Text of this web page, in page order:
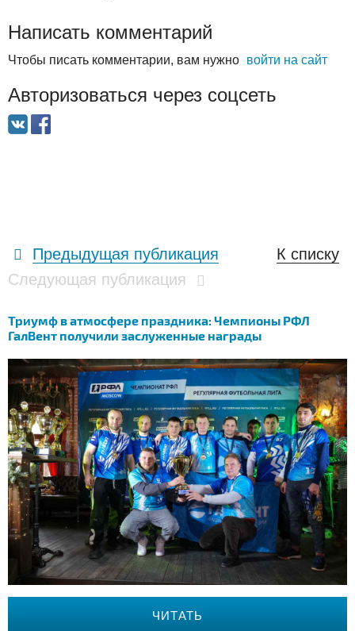
Написать комментарий
Чтобы писать комментарии, вам нужно войти на сайт
Авторизоваться через соцсеть
Предыдущая публикация
К списку
Следующая публикация
Триумф в атмосфере праздника: Чемпионы РФЛ
ГалВент получили заслуженные награды
ЧИТАТЬ